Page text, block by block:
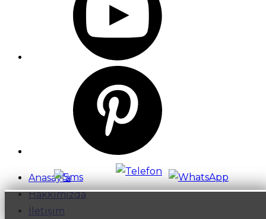
Anasayfa
Hakkımızda
İletişim